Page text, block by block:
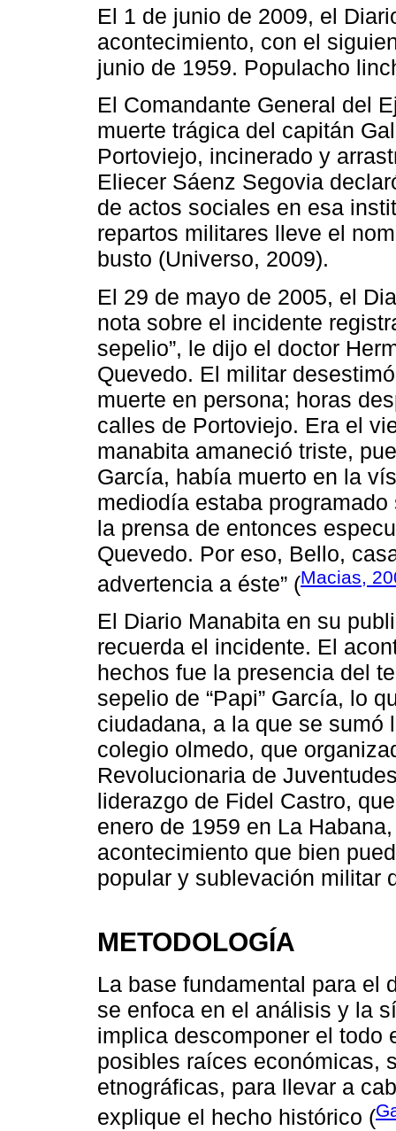
El 1 de junio de 2009, el
acontecimiento, con el
junio de 1959. Populacho
El Comandante General del
muerte trágica del capitán
Portoviejo, incinerado y
Eliecer Sáenz Segovia
de actos sociales en esa
repartos militares lleve el
busto (Universo, 2009).
El 29 de mayo de 2005, el
nota sobre el incidente
sepelio”, le dijo el doctor
Quevedo. El militar
muerte en persona; horas
calles de Portoviejo. Era el
manabita amaneció triste,
García, había muerto en la
mediodía estaba
la prensa de entonces
Quevedo. Por eso, Bello,
advertencia a éste” (Macias,
El Diario Manabita en su
recuerda el incidente. El
hechos fue la presencia del
sepelio de “Papi” García, lo
ciudadana, a la que se sumó
colegio olmedo, que
Revolucionaria de
liderazgo de Fidel Castro,
enero de 1959 en La
acontecimiento que bien
popular y sublevación militar
METODOLOGÍA
La base fundamental para el
se enfoca en el análisis y la
implica descomponer el todo
posibles raíces económicas,
etnográficas, para llevar a
explique el hecho histórico (